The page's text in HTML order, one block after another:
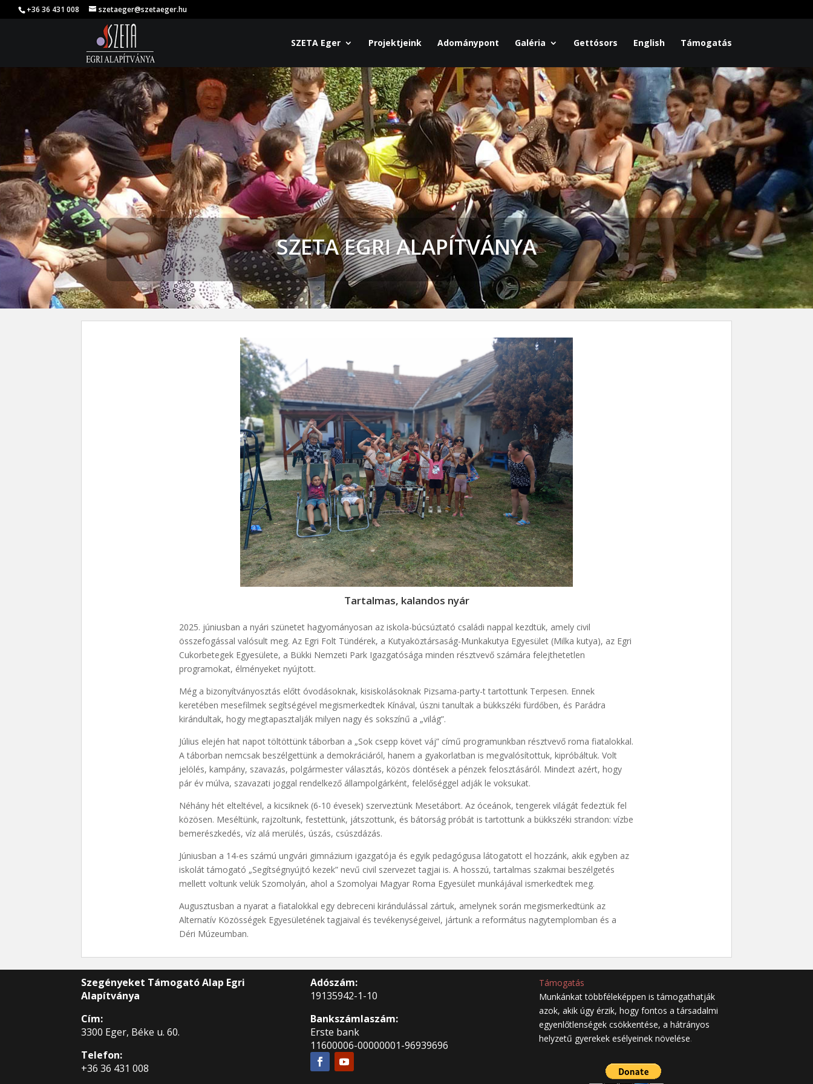
+36 36 431 008 szetaeger@szetaeger.hu
SZETA Eger Projektjeink Adománypont Galéria Gettósors English Támogatás
SZETA EGRI ALAPÍTVÁNYA
Tartalmas, kalandos nyár
2025. júniusban a nyári szünetet hagyományosan az iskola-búcsúztató családi nappal kezdtük, amely civil
összefogással valósult meg. Az Egri Folt Tündérek, a Kutyaköztársaság-Munkakutya Egyesület (Milka kutya), az Egri
Cukorbetegek Egyesülete, a Bükki Nemzeti Park Igazgatósága minden résztvevő számára felejthetetlen
programokat, élményeket nyújtott.
Még a bizonyítványosztás előtt óvodásoknak, kisiskolásoknak Pizsama-party-t tartottunk Terpesen. Ennek
keretében mesefilmek segítségével megismerkedtek Kínával, úszni tanultak a bükkszéki fürdőben, és Parádra
kirándultak, hogy megtapasztalják milyen nagy és sokszínű a „világ”.
Július elején hat napot töltöttünk táborban a „Sok csepp követ váj” című programunkban résztvevő roma fiatalokkal.
A táborban nemcsak beszélgettünk a demokráciáról, hanem a gyakorlatban is megvalósítottuk, kipróbáltuk. Volt
jelölés, kampány, szavazás, polgármester választás, közös döntések a pénzek felosztásáról. Mindezt azért, hogy
pár év múlva, szavazati joggal rendelkező állampolgárként, felelőséggel adják le voksukat.
Néhány hét elteltével, a kicsiknek (6-10 évesek) szerveztünk Mesetábort. Az óceánok, tengerek világát fedeztük fel
közösen. Meséltünk, rajzoltunk, festettünk, játszottunk, és bátorság próbát is tartottunk a bükkszéki strandon: vízbe
bemerészkedés, víz alá merülés, úszás, csúszdázás.
Júniusban a 14-es számú ungvári gimnázium igazgatója és egyik pedagógusa látogatott el hozzánk, akik egyben az
iskolát támogató „Segítségnyújtó kezek” nevű civil szervezet tagjai is. A hosszú, tartalmas szakmai beszélgetés
mellett voltunk velük Szomolyán, ahol a Szomolyai Magyar Roma Egyesület munkájával ismerkedtek meg.
Augusztusban a nyarat a fiatalokkal egy debreceni kirándulással zártuk, amelynek során megismerkedtünk az
Alternatív Közösségek Egyesületének tagjaival és tevékenységeivel, jártunk a református nagytemplomban és a
Déri Múzeumban.
Szegényeket Támogató Alap Egri
Alapítványa
Cím:
3300 Eger, Béke u. 60.
Telefon:
+36 36 431 008
Adószám:
19135942-1-10
Bankszámlaszám:
Erste bank
11600006-00000001-96939696
Támogatás
Munkánkat többféleképpen is támogathatják
azok, akik úgy érzik, hogy fontos a társadalmi
egyenlőtlenségek csökkentése, a hátrányos
helyzetű gyerekek esélyeinek növelése.